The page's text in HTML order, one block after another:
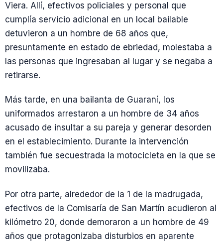
Viera. Allí, efectivos policiales y personal que
cumplía servicio adicional en un local bailable
detuvieron a un hombre de 68 años que,
presuntamente en estado de ebriedad, molestaba a
las personas que ingresaban al lugar y se negaba a
retirarse.
Más tarde, en una bailanta de Guaraní, los
uniformados arrestaron a un hombre de 34 años
acusado de insultar a su pareja y generar desorden
en el establecimiento. Durante la intervención
también fue secuestrada la motocicleta en la que se
movilizaba.
Por otra parte, alrededor de la 1 de la madrugada,
efectivos de la Comisaría de San Martín acudieron al
kilómetro 20, donde demoraron a un hombre de 49
años que protagonizaba disturbios en aparente